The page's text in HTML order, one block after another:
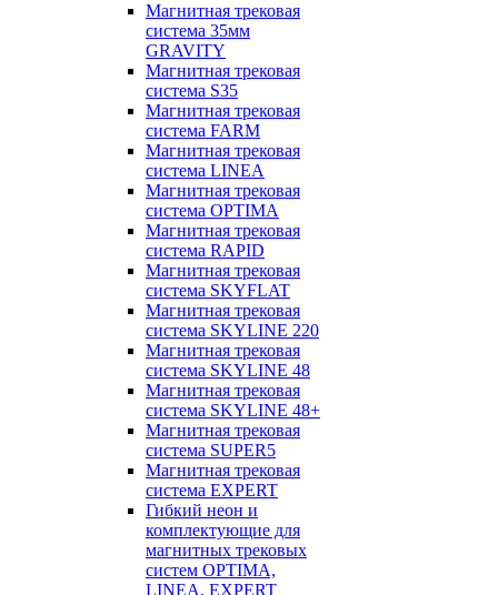
Магнитная трековая
система 35мм
GRAVITY
Магнитная трековая
система S35
Магнитная трековая
система FARM
Магнитная трековая
система LINEA
Магнитная трековая
система OPTIMA
Магнитная трековая
система RAPID
Магнитная трековая
система SKYFLAT
Магнитная трековая
система SKYLINE 220
Магнитная трековая
система SKYLINE 48
Магнитная трековая
система SKYLINE 48+
Магнитная трековая
система SUPER5
Магнитная трековая
система EXPERT
Гибкий неон и
комплектующие для
магнитных трековых
систем OPTIMA,
LINEA, EXPERT